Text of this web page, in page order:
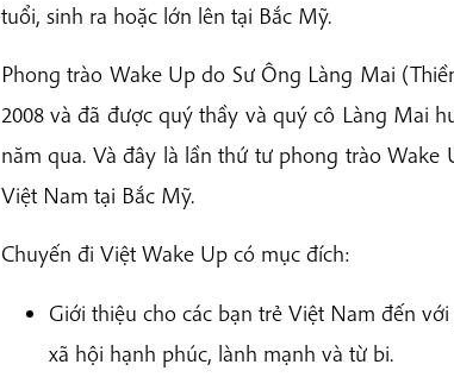
tuổi, sinh ra hoặc lớn lên tại Bắc Mỹ.
Phong trào Wake Up do Sư Ông Làng Mai
2008 và đã được quý thầy và quý cô Làng Mai
năm qua. Và đây là lần thứ tư phong trào
Việt Nam tại Bắc Mỹ.
Chuyến đi Việt Wake Up có mục đích:
Giới thiệu cho các bạn trẻ Việt Nam đến
xã hội hạnh phúc, lành mạnh và từ bi.